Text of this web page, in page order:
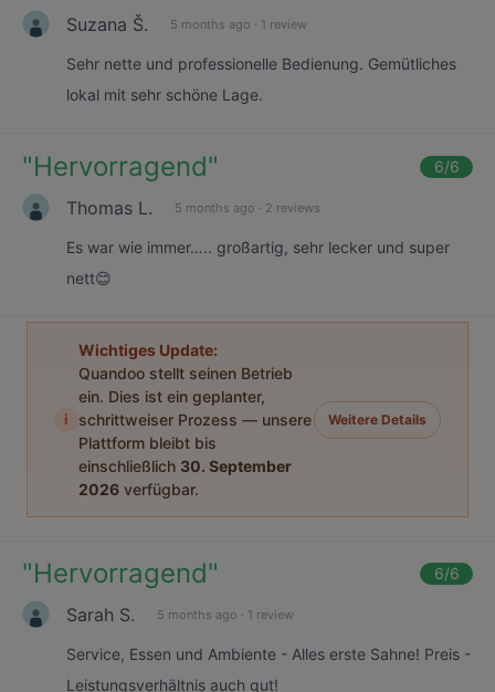
Suzana Š. 5 months ago · 1 review
Sehr nette und professionelle Bedienung. Gemütliches
lokal mit sehr schöne Lage.
"Hervorragend" 6/6
Thomas L. 5 months ago · 2 reviews
Es war wie immer….. großartig, sehr lecker und super
nett😊
i
Wichtiges Update:
Quandoo stellt seinen Betrieb
ein. Dies ist ein geplanter,
schrittweiser Prozess — unsere
Plattform bleibt bis
einschließlich 30. September
2026 verfügbar.
Weitere Details
"Hervorragend" 6/6
Sarah S. 5 months ago · 1 review
Service, Essen und Ambiente - Alles erste Sahne! Preis -
Leistungsverhältnis auch gut!